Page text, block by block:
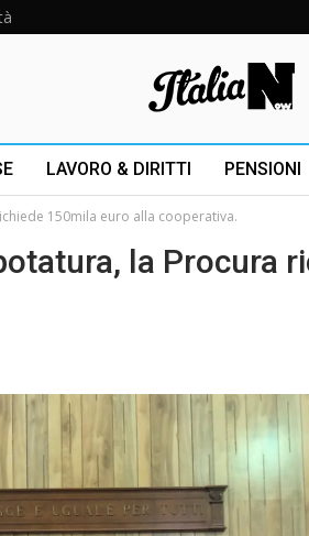
LAVORO & DIRITTI PENSIONI
150mila euro alla cooperativa.
la Procura